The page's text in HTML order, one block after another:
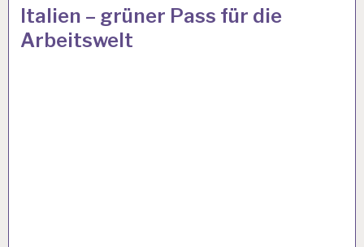
50PLUS…
Italien – grüner Pass für die
Arbeitswelt
15 OKT. 2021